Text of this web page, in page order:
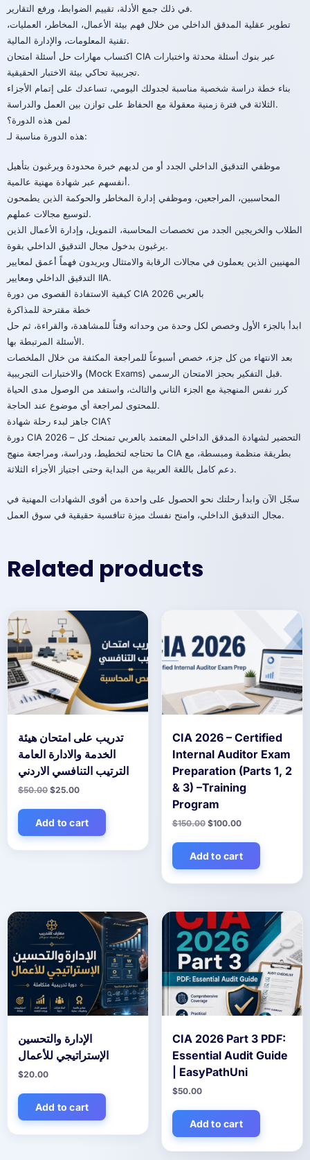
في ذلك جمع الأدلة، تقييم الضوابط، ورفع التقارير.
تطوير عقلية المدقق الداخلي من خلال فهم بيئة الأعمال، المخاطر، العمليات،
تقنية المعلومات، والإدارة المالية.
اكتساب مهارات حل أسئلة امتحان CIA عبر بنوك أسئلة محدثة واختبارات
تجريبية تحاكي بيئة الاختبار الحقيقية.
بناء خطة دراسة شخصية مناسبة لجدولك اليومي، تساعدك على إتمام الأجزاء
الثلاثة في فترة زمنية معقولة مع الحفاظ على توازن بين العمل والدراسة.
لمن هذه الدورة؟
هذه الدورة مناسبة لـ:
موظفي التدقيق الداخلي الجدد أو من لديهم خبرة محدودة ويرغبون بتأهيل
أنفسهم عبر شهادة مهنية عالمية.
المحاسبين، المراجعين، وموظفي إدارة المخاطر والحوكمة الذين يطمحون
لتوسيع مجالات عملهم.
الطلاب والخريجين الجدد من تخصصات المحاسبة، التمويل، وإدارة الأعمال الذين
يرغبون بدخول مجال التدقيق الداخلي بقوة.
المهنيين الذين يعملون في مجالات الرقابة والامتثال ويريدون فهماً أعمق لمعايير
التدقيق الداخلي ومعايير IIA.
كيفية الاستفادة القصوى من دورة CIA 2026 بالعربي
خطة مقترحة للمذاكرة
ابدأ بالجزء الأول وخصص لكل وحدة من وحداته وقتاً للمشاهدة، والقراءة، ثم حل
الأسئلة المرتبطة بها.
بعد الانتهاء من كل جزء، خصص أسبوعاً للمراجعة المكثفة من خلال الملخصات
والاختبارات التجريبية (Mock Exams) قبل التفكير بحجز الامتحان الرسمي.
كرر نفس المنهجية مع الجزء الثاني والثالث، واستفد من الوصول مدى الحياة
للمحتوى لمراجعة أي موضوع عند الحاجة.
جاهز لبدء رحلة شهادة CIA؟
دورة CIA 2026 – التحضير لشهادة المدقق الداخلي المعتمد بالعربي تمنحك كل
ما تحتاجه لتخطيط، ودراسة، ومراجعة منهج CIA بطريقة منظمة ومبسطة، مع
دعم كامل باللغة العربية من البداية وحتى اجتياز الأجزاء الثلاثة.
سجّل الآن وابدأ رحلتك نحو الحصول على واحدة من أقوى الشهادات المهنية في
مجال التدقيق الداخلي، وامنح نفسك ميزة تنافسية حقيقية في سوق العمل.
Related products
تدريب على امتحان هيئة
الخدمة والادارة العامة
الترتيب التنافسي الاردني
$50.00 Original
was:
$50.00.
$25.00Current
is:
$25.00.
Add to cart
CIA 2026 – Certified
Internal Auditor Exam
Preparation (Parts 1, 2
& 3) –Training
Program
$150.00 Original
was:
$150.00.
$100.00Current
is:
$100.00.
Add to cart
الإدارة والتحسين
الإستراتيجي للأعمال
$20.00
Add to cart
CIA 2026 Part 3 PDF:
Essential Audit Guide
| EasyPathUni
$50.00
Add to cart